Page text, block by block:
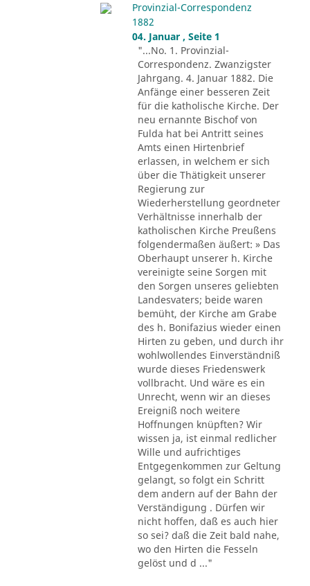
Provinzial-Correspondenz
1882
04. Januar , Seite 1
"...No. 1. Provinzial-
Correspondenz. Zwanzigster
Jahrgang. 4. Januar 1882. Die
Anfänge einer besseren Zeit
für die katholische Kirche. Der
neu ernannte Bischof von
Fulda hat bei Antritt seines
Amts einen Hirtenbrief
erlassen, in welchem er sich
über die Thätigkeit unserer
Regierung zur
Wiederherstellung geordneter
Verhältnisse innerhalb der
katholischen Kirche Preußens
folgendermaßen äußert: » Das
Oberhaupt unserer h. Kirche
vereinigte seine Sorgen mit
den Sorgen unseres geliebten
Landesvaters; beide waren
bemüht, der Kirche am Grabe
des h. Bonifazius wieder einen
Hirten zu geben, und durch ihr
wohlwollendes Einverständniß
wurde dieses Friedenswerk
vollbracht. Und wäre es ein
Unrecht, wenn wir an dieses
Ereigniß noch weitere
Hoffnungen knüpften? Wir
wissen ja, ist einmal redlicher
Wille und aufrichtiges
Entgegenkommen zur Geltung
gelangt, so folgt ein Schritt
dem andern auf der Bahn der
Verständigung . Dürfen wir
nicht hoffen, daß es auch hier
so sei? daß die Zeit bald nahe,
wo den Hirten die Fesseln
gelöst und d ..."